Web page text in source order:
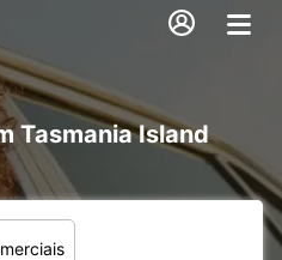
Tasmania Island